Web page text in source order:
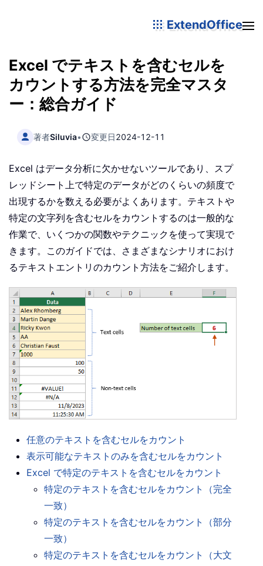
ExtendOffice
Excel でテキストを含むセルを
カウントする方法を完全マスタ
ー：総合ガイド
著者Siluvia• 変更日2024-12-11
Excel はデータ分析に欠かせないツールであり、スプ
レッドシート上で特定のデータがどのくらいの頻度で
出現するかを数える必要がよくあります。テキストや
特定の文字列を含むセルをカウントするのは一般的な
作業で、いくつかの関数やテクニックを使って実現で
きます。このガイドでは、さまざまなシナリオにおけ
るテキストエントリのカウント方法をご紹介します。
任意のテキストを含むセルをカウント
表示可能なテキストのみを含むセルをカウント
Excel で特定のテキストを含むセルをカウント
特定のテキストを含むセルをカウント（完全
一致）
特定のテキストを含むセルをカウント（部分
一致）
特定のテキストを含むセルをカウント（大文